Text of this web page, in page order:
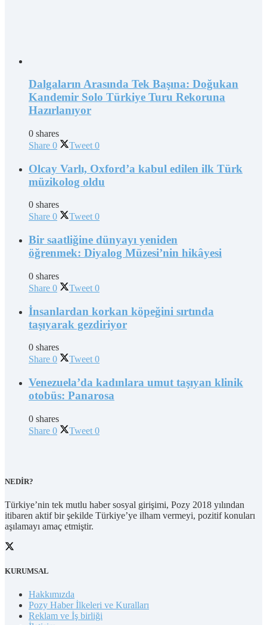
Dalgaların Arasında Tek Başına: Doğukan
Kandemir Solo Türkiye Turu Rekoruna
Hazırlanıyor
0 shares
Share 0 Tweet 0
Olcay Varlı, Oxford’a kabul edilen ilk Türk
müzikolog oldu
0 shares
Share 0 Tweet 0
Bir saatliğine dünyayı yeniden
öğrenmek: Diyalog Müzesi’nin hikâyesi
0 shares
Share 0 Tweet 0
İnsanlardan korkan köpeğini sırtında
taşıyarak gezdiriyor
0 shares
Share 0 Tweet 0
Venezuela’da kadınlara umut taşıyan klinik
otobüs: Panarosa
0 shares
Share 0 Tweet 0
NEDİR?
Türkiye’nin tek mutlu haber sosyal girişimi, Pozy 2018 yılından
itibaren aktif bir şekilde Türkiye’ye ilham vermeyi, pozitif konuları
aşılamayı amaç etmiştir.
KURUMSAL
Hakkımızda
Pozy Haber İlkeleri ve Kuralları
Reklam ve İş birliği